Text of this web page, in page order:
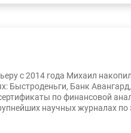
с 2014 года Михаил
Быстроденьги, Банк
по финансовой
научных журналах по